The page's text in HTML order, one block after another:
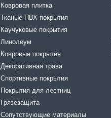
Ковровая плитка
Тканые ПВХ-покрытия
Каучуковые покрытия
Линолеум
Ковровые покрытия
Декоративная трава
Спортивные покрытия
Покрытия для лестниц
Грязезащита
Сопутствующие материалы